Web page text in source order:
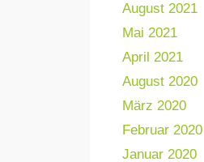
August 2021
Mai 2021
April 2021
August 2020
März 2020
Februar 2020
Januar 2020